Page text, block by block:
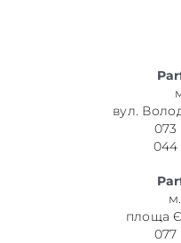
вул.
073
044
площа
077